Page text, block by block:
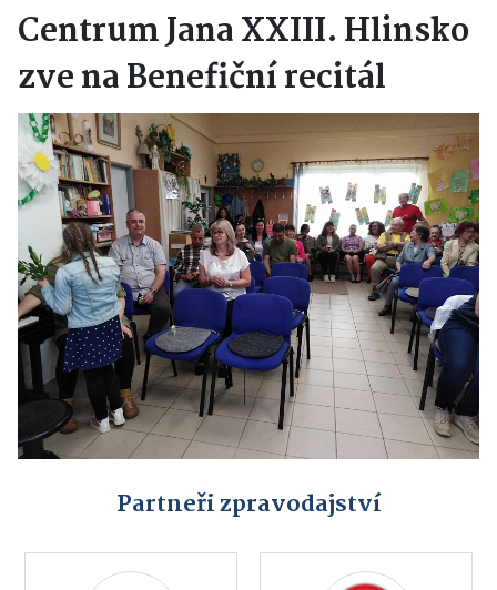
Centrum Jana XXIII. Hlinsko
zve na Benefiční recitál
Partneři zpravodajství